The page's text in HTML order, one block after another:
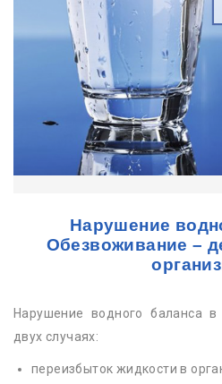
Нарушение
Обезвоживание –
Нарушение водного баланса
двух случаях:
переизбыток жидкости в